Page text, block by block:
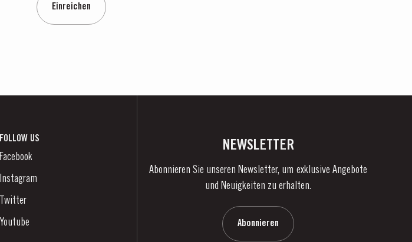
Einreichen
FOLLOW US
Facebook
Instagram
Twitter
Youtube
NEWSLETTER
Abonnieren Sie unseren Newsletter, um exklusive Angebote
und Neuigkeiten zu erhalten.
Abonnieren